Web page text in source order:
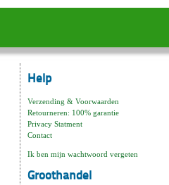
Help
Verzending & Voorwaarden
Retourneren: 100% garantie
Privacy Statment
Contact
Ik ben mijn wachtwoord vergeten
Groothandel